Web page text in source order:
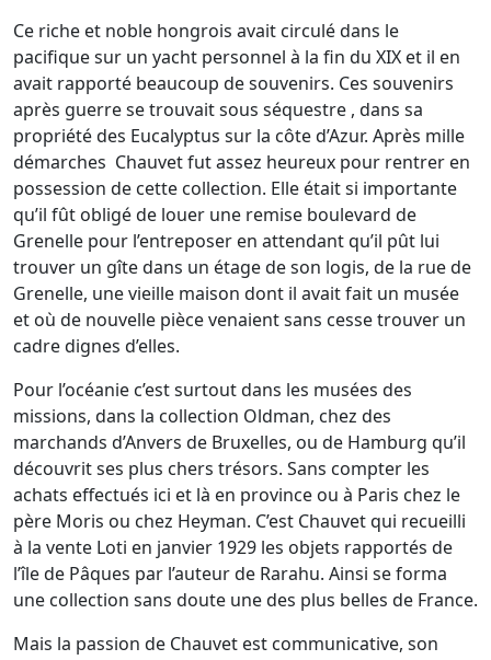
Ce riche et noble hongrois avait circulé dans le
pacifique sur un yacht personnel à la fin du XIX et il en
avait rapporté beaucoup de souvenirs. Ces souvenirs
après guerre se trouvait sous séquestre , dans sa
propriété des Eucalyptus sur la côte d’Azur. Après mille
démarches Chauvet fut assez heureux pour rentrer en
possession de cette collection. Elle était si importante
qu’il fût obligé de louer une remise boulevard de
Grenelle pour l’entreposer en attendant qu’il pût lui
trouver un gîte dans un étage de son logis, de la rue de
Grenelle, une vieille maison dont il avait fait un musée
et où de nouvelle pièce venaient sans cesse trouver un
cadre dignes d’elles.
Pour l’océanie c’est surtout dans les musées des
missions, dans la collection Oldman, chez des
marchands d’Anvers de Bruxelles, ou de Hamburg qu’il
découvrit ses plus chers trésors. Sans compter les
achats effectués ici et là en province ou à Paris chez le
père Moris ou chez Heyman. C’est Chauvet qui recueilli
à la vente Loti en janvier 1929 les objets rapportés de
l’île de Pâques par l’auteur de Rarahu. Ainsi se forma
une collection sans doute une des plus belles de France.
Mais la passion de Chauvet est communicative, son